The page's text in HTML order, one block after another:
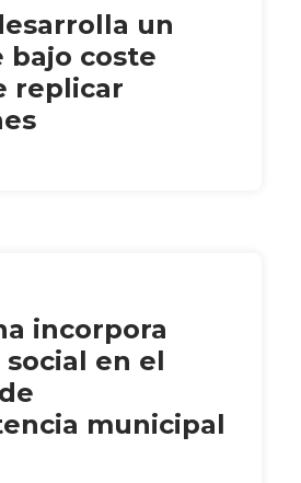
un
bajo coste
replicar
incorpora
en el
municipal